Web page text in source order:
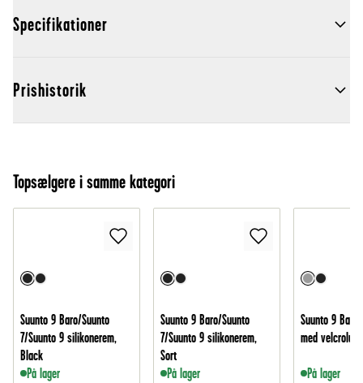
Specifikationer
Prishistorik
Topsælgere i samme kategori
Suunto 9 Baro/Suunto
7/Suunto 9 silikonerem,
Black
På lager
Suunto 9 Baro/Suunto
7/Suunto 9 silikonerem,
Sort
På lager
Suunto 9 Baro
med
På lager